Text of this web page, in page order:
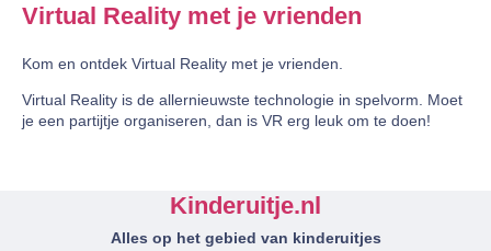
Virtual Reality met je vrienden
Kom en ontdek Virtual Reality met je vrienden.
Virtual Reality is de allernieuwste technologie in spelvorm. Moet
je een partijtje organiseren, dan is VR erg leuk om te doen!
Kinderuitje.nl
Alles op het gebied van kinderuitjes